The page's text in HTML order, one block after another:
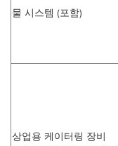
물 시스템 (포함)
상업용 케이터링 장비